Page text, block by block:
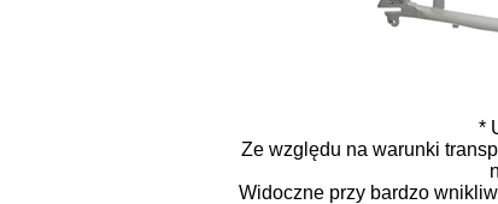
*
Ze względu na warunki
Widoczne przy bardzo